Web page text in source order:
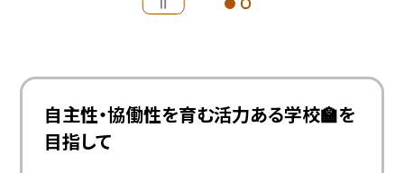
自主性・協働性を育む活力ある学校🏫を
目指して